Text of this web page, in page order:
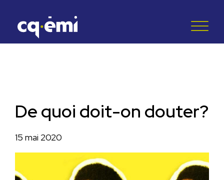
De quoi doit-on douter?
15 mai 2020